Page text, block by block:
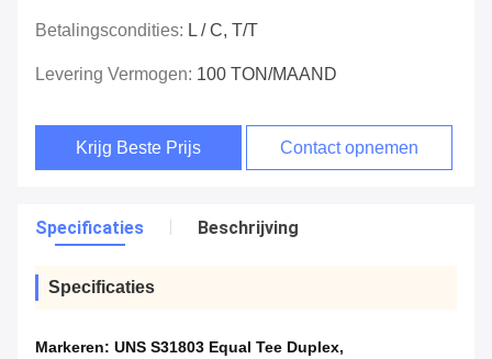
Betalingscondities: L / C, T/T
Levering Vermogen: 100 TON/MAAND
Krijg Beste Prijs Contact opnemen
Specificaties Beschrijving
Specificaties
Markeren: UNS S31803 Equal Tee Duplex,